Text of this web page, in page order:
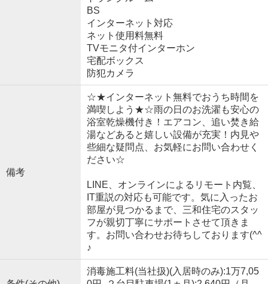
BS
インターネット対応
ネット使用料無料
TVモニタ付インターホン
宅配ボックス
防犯カメラ
備考
☆★インターネット無料でおうち時間を
満喫しよう★☆雨の日のお洗濯も安心の
浴室乾燥機付き！エアコン、追い焚き給
湯などあると嬉しい設備が充実！内見や
些細な疑問点、お気軽にお問い合わせく
ださい☆
LINE、オンラインによるリモート内覧、
IT重説の対応も可能です。気に入ったお
部屋が見つかるまで、三和住宅のスタッ
フが親切丁寧にサポートさせて頂きま
す。お問い合わせお待ちしております(^^
♪
消毒施工料(当社扱)(入居時のみ):1万7,05